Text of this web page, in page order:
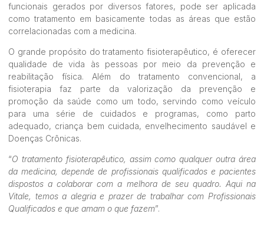
funcionais gerados por diversos fatores, pode ser aplicada
como tratamento em basicamente todas as áreas que estão
correlacionadas com a medicina.
O grande propósito do tratamento fisioterapêutico, é oferecer
qualidade de vida às pessoas por meio da prevenção e
reabilitação física. Além do tratamento convencional, a
fisioterapia faz parte da valorização da prevenção e
promoção da saúde como um todo, servindo como veículo
para uma série de cuidados e programas, como parto
adequado, criança bem cuidada, envelhecimento saudável e
Doenças Crônicas.
“O tratamento fisioterapêutico, assim como qualquer outra área
da medicina, depende de profissionais qualificados e pacientes
dispostos a colaborar com a melhora de seu quadro. Aqui na
Vitale, temos a alegria e prazer de trabalhar com Profissionais
Qualificados e que amam o que fazem”.